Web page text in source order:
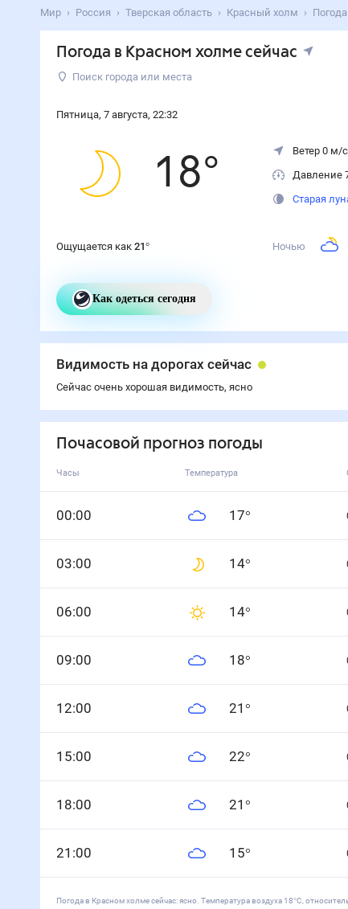
Мир Россия Тверская область Красный холм
Погода в Красном холмесейчас
Поиск города или места
Пятница, 7 августа, 22:32
18°
Ощущается как 21°
Ветер 0 м/с
Давление
Старая
Ночью
Как одеться сегодня
Видимость на дорогах сейчас
Сейчас очень хорошая видимость, ясно
Почасовой прогноз погоды
Часы Температура
00:00 17°
03:00 14°
06:00 14°
09:00 18°
12:00 21 °
15:00 22°
18:00 21 °
21 :00 15°
Погода в Красном холме сейчас: ясно. Температура воздуха 18°С,